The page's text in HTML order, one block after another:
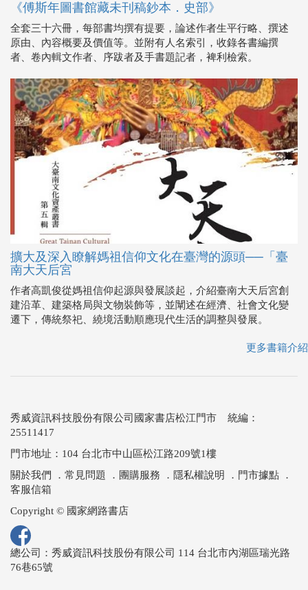
《傅斯年圖書館藏未刊稿鈔本．史部》
全套三十六冊，每部書均撰有提要，論述作者生平行略、撰述
原由、內容概要及價值等。並附有人名索引，收錄各書編撰
者、卷內輯文作者、序跋者及手書題記者，裨利檢索。
擴大及深入瞭解媽祖信仰文化在臺灣的源頭──「臺
南大天后宮
作者高凱俊從媽祖信仰起源與發展談起，介紹臺南大天后宮創
建沿革、建築格局與文物裝飾等，並闡述在經濟、社會文化變
遷下，傳統祭祀、繞境活動順應現代生活的調整與發展。
更多書籍介紹
秀威資訊科技股份有限公司國家書店松江門市 統編：
25511417
門市地址：104 台北市中山區松江路209號1樓
關於我們
． 常見問題 ． 團購服務 ． 隱私權說明 ． 門市據點 ．
客服信箱
Copyright © 國家網路書店
總公司：秀威資訊科技股份有限公司 114 台北市內湖區瑞光路
76巷65號